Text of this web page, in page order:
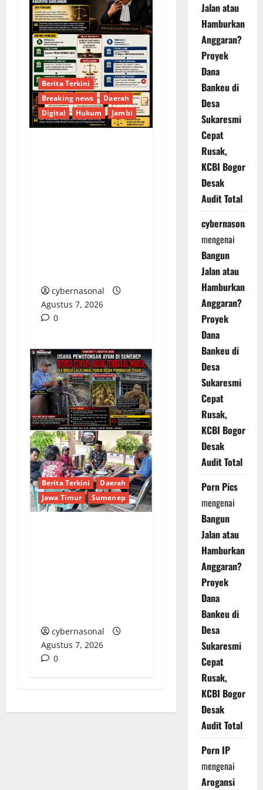
Berita Terkini
Breaking news
Daerah
Digital
Hukum Jambi
cybernasonal
Agustus 7, 2026
0
Berita Terkini
Daerah
Jawa Timur
Sumenep
cybernasonal
Agustus 7, 2026
0
Jalan atau
Hamburkan
Anggaran?
Proyek
Dana
Bankeu di
Desa
Sukaresmi
Cepat
Rusak,
KCBI Bogor
Desak
Audit Total
cybernasonal
mengenai
Bangun
Jalan atau
Hamburkan
Anggaran?
Proyek
Dana
Bankeu di
Desa
Sukaresmi
Cepat
Rusak,
KCBI Bogor
Desak
Audit Total
Porn Pics
mengenai
Bangun
Jalan atau
Hamburkan
Anggaran?
Proyek
Dana
Bankeu di
Desa
Sukaresmi
Cepat
Rusak,
KCBI Bogor
Desak
Audit Total
Porn IP
mengenai
Arogansi